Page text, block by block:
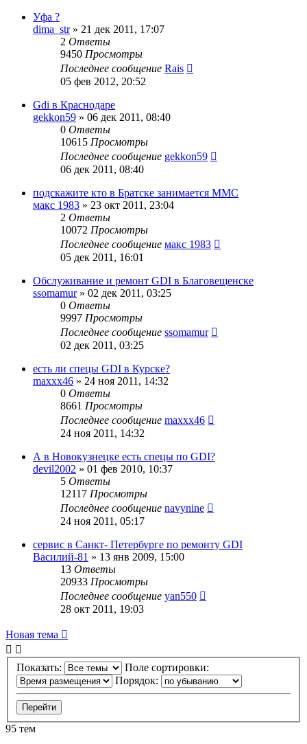
Уфа ?
dima_str» 21 дек 2011, 17:07
2 Ответы
9450 Просмотры
Последнее сообщение Rais
05 фев 2012, 20:52
Gdi в Краснодаре
gekkon59 » 06 дек 2011, 08:40
0 Ответы
10615 Просмотры
Последнее сообщение gekkon59
06 дек 2011, 08:40
подскажите кто в Братске занимается ММС
макс 1983 » 23 окт 2011, 23:04
2 Ответы
10072 Просмотры
Последнее сообщение макс 1983
05 дек 2011, 16:01
Обслуживание и ремонт GDI в Благовещенске
ssomamur» 02 дек 2011, 03:25
0 Ответы
9997 Просмотры
Последнее сообщение ssomamur
02 дек 2011, 03:25
есть ли спецы GDI в Курске?
maxxx46 » 24 ноя 2011, 14:32
0 Ответы
8661 Просмотры
Последнее сообщение maxxx46
24 ноя 2011, 14:32
А в Новокузнецке есть спецы по GDI?
devil2002 » 01 фев 2010, 10:37
5 Ответы
12117 Просмотры
Последнее сообщение navynine
24 ноя 2011, 05:17
сервис в Санкт- Петербурге по ремонту GDI
Василий-81 » 13 янв 2009, 15:00
13 Ответы
20933 Просмотры
Последнее сообщение yan550
28 окт 2011, 19:03
Новая тема
Показать:
Поле сортировки:
Порядок:
95 тем